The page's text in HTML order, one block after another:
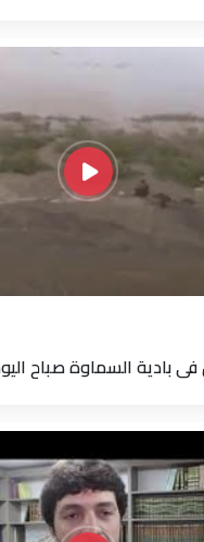
بادية السماوة صباح